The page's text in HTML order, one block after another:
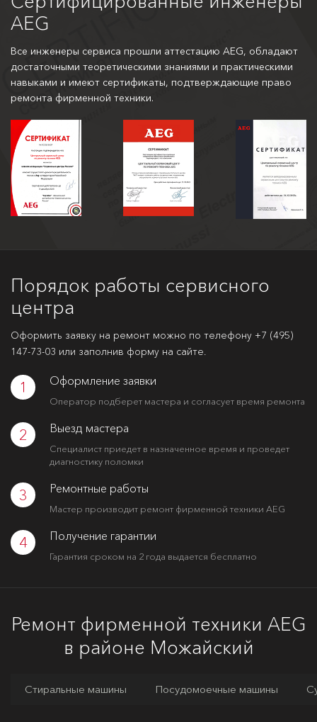
AEG
Все инженеры сервиса прошли аттестацию AEG, обладают
достаточными теоретическими знаниями и практическими
навыками и имеют сертификаты, подтверждающие право
ремонта фирменной техники.
Порядок работы сервисного
центра
Оформить заявку на ремонт можно по телефону +7 (495)
147-73-03 или заполнив форму на сайте.
1 Оформление заявки
Оператор подберет мастера и согласует время ремонта
2 Выезд мастера
Специалист приедет в назначенное время и проведет
диагностику поломки
3 Ремонтные работы
Мастер производит ремонт фирменной техники AEG
4 Получение гарантии
Гарантия сроком на 2 года выдается бесплатно
Ремонт фирменной техники AEG
в районе Можайский
Стиральные машины Посудомоечные машины